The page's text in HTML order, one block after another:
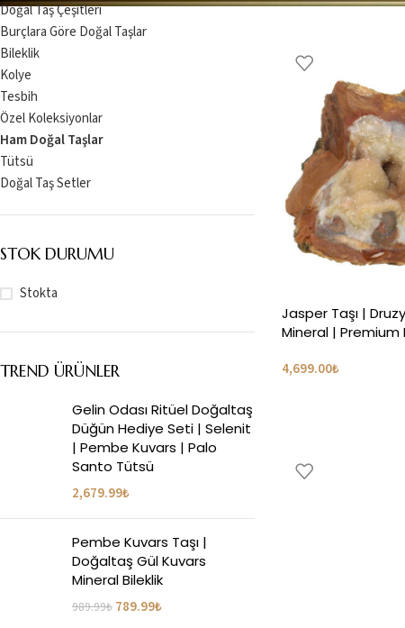
Doğal Taş Çeşitleri
Burçlara Göre Doğal Taşlar
Bileklik
Kolye
Tesbih
Özel Koleksiyonlar
Ham Doğal Taşlar
Tütsü
Doğal Taş Setler
STOK DURUMU
Stokta
TREND ÜRÜNLER
Gelin Odası Ritüel Doğaltaş
Düğün Hediye Seti | Selenit
| Pembe Kuvars | Palo
Santo Tütsü
2,679.99₺
Pembe Kuvars Taşı |
Doğaltaş Gül Kuvars
Mineral Bileklik
989.99₺ 789.99₺
Jasper Taşı |
Mineral | Premium
4,699.00₺